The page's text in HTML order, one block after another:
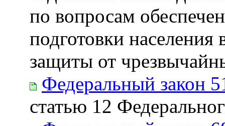
по вопросам
подготовки
защиты от
Федеральный закон
статью 12